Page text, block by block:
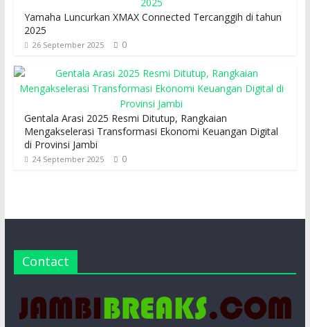
Yamaha Luncurkan XMAX Connected Tercanggih di tahun
2025
26 September 2025 0
Gentala Arasi 2025 Resmi Ditutup, Rangkaian
Mengakselerasi Transformasi Ekonomi Keuangan Digital
di Provinsi Jambi
24 September 2025 0
Contact